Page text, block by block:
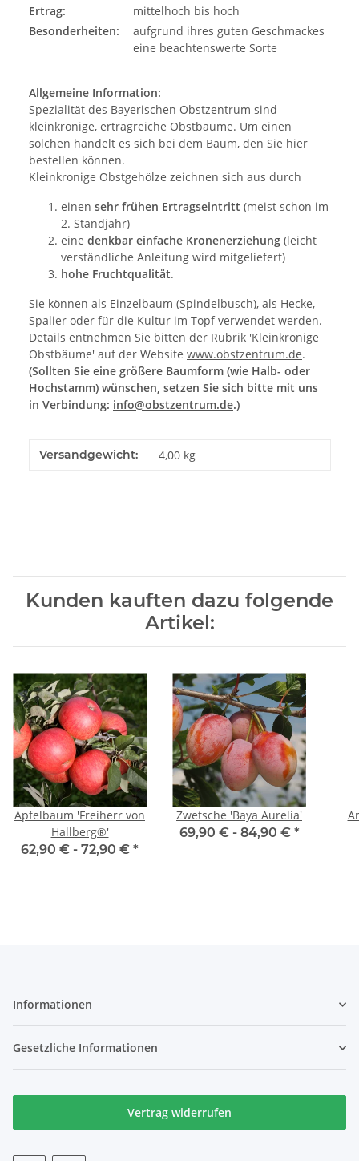
Ertrag:
mittelhoch bis hoch
Besonderheiten:
aufgrund ihres guten Geschmackes
eine beachtenswerte Sorte
Allgemeine Information:
Spezialität des Bayerischen Obstzentrum sind
kleinkronige, ertragreiche Obstbäume. Um einen
solchen handelt es sich bei dem Baum, den Sie hier
bestellen können.
Kleinkronige Obstgehölze zeichnen sich aus durch
einen sehr frühen Ertragseintritt (meist schon im
2. Standjahr)
eine denkbar einfache Kronenerziehung (leicht
verständliche Anleitung wird mitgeliefert)
hohe Fruchtqualität.
Sie können als Einzelbaum (Spindelbusch), als Hecke,
Spalier oder für die Kultur im Topf verwendet werden.
Details entnehmen Sie bitten der Rubrik 'Kleinkronige
Obstbäume' auf der Website www.obstzentrum.de.
(Sollten Sie eine größere Baumform (wie Halb- oder
Hochstamm) wünschen, setzen Sie sich bitte mit uns
in Verbindung: info@obstzentrum.de.)
Produkteigenschaft
Wert
Versandgewicht: 4,00 kg
Kunden kauften dazu folgende
Artikel:
Apfelbaum 'Freiherr von
Hallberg®'
62,90 € - 72,90 € *
Zwetsche 'Baya Aurelia'
69,90 € - 84,90 € *
Informationen
Gesetzliche Informationen
Vertrag widerrufen